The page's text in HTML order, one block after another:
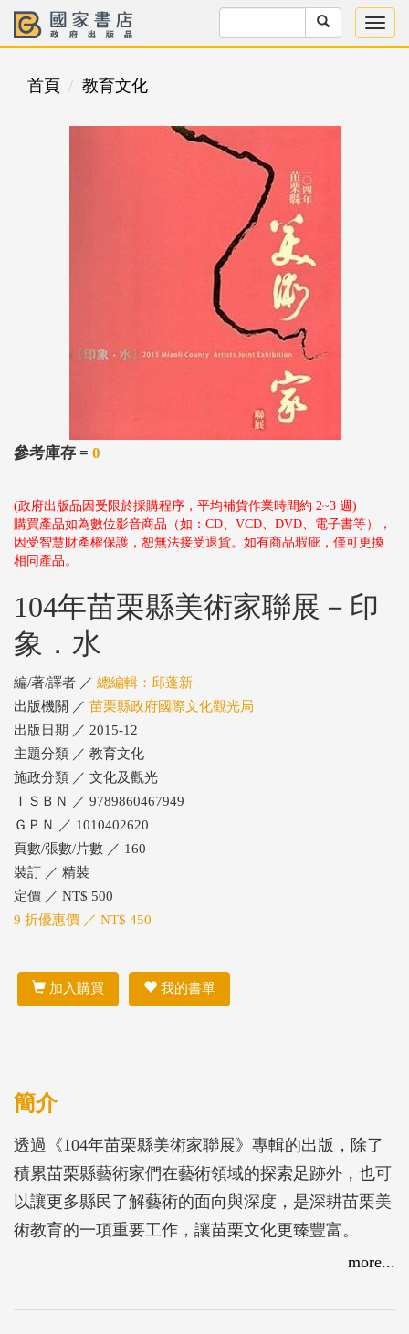
首頁 教育文化
參考庫存 = 0
(政府出版品因受限於採購程序，平均補貨作業時間約 2~3 週)
購買產品如為數位影音商品（如：CD、VCD、DVD、電子書等），
因受智慧財產權保護，恕無法接受退貨。如有商品瑕疵，僅可更換
相同產品。
104年苗栗縣美術家聯展－印
象．水
編/著/譯者 ／ 總編輯：邱蓬新
出版機關 ／ 苗栗縣政府國際文化觀光局
出版日期 ／ 2015-12
主題分類 ／ 教育文化
施政分類 ／ 文化及觀光
ＩＳＢＮ ／ 9789860467949
ＧＰＮ ／ 1010402620
頁數/張數/片數 ／ 160
裝訂 ／ 精裝
定價 ／ NT$ 500
9 折優惠價 ／ NT$ 450
加入購買 我的書單
簡介
透過《104年苗栗縣美術家聯展》專輯的出版，除了
積累苗栗縣藝術家們在藝術領域的探索足跡外，也可
以讓更多縣民了解藝術的面向與深度，是深耕苗栗美
術教育的一項重要工作，讓苗栗文化更臻豐富。
more...